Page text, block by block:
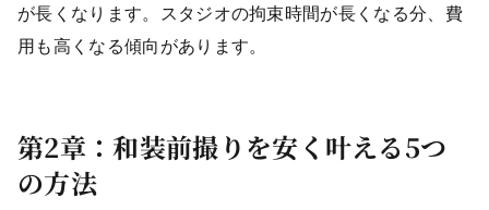
が長くなります。スタジオの拘束時間が長くなる分、費
用も高くなる傾向があります。
第2章：和装前撮りを安く叶える5つ
の方法